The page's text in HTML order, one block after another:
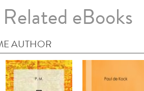
Related eBooks
AUTHOR